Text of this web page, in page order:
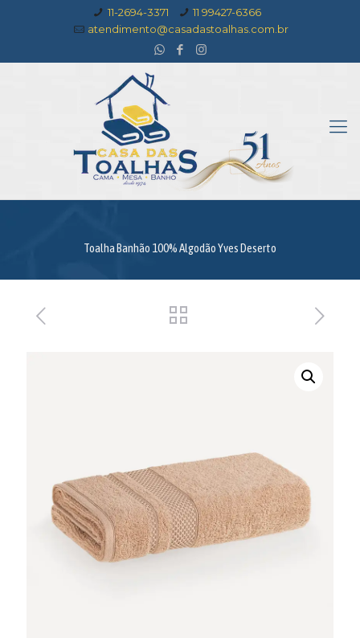
11-2694-3371
11 99427-6366
atendimento@casadastoalhas.com.br
Toalha Banhão 100% Algodão Yves Deserto